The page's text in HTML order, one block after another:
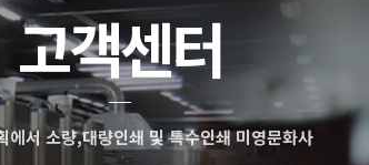
고객센터
에서 소량,대량인쇄 및 특수인쇄 미영문화사